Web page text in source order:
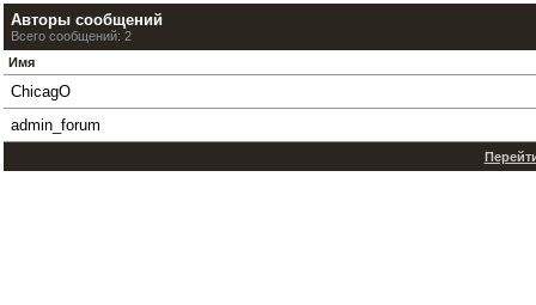
Авторы сообщений
Всего сообщений: 2
Имя
ChicagO
admin_forum